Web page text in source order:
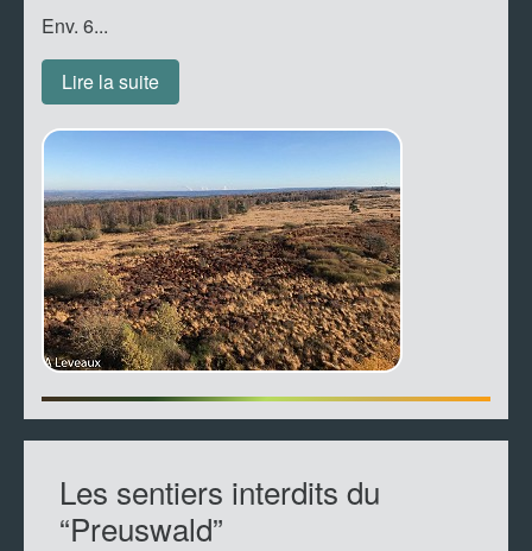
Env. 6...
Lire la suite
Les sentiers interdits du
“Preuswald”